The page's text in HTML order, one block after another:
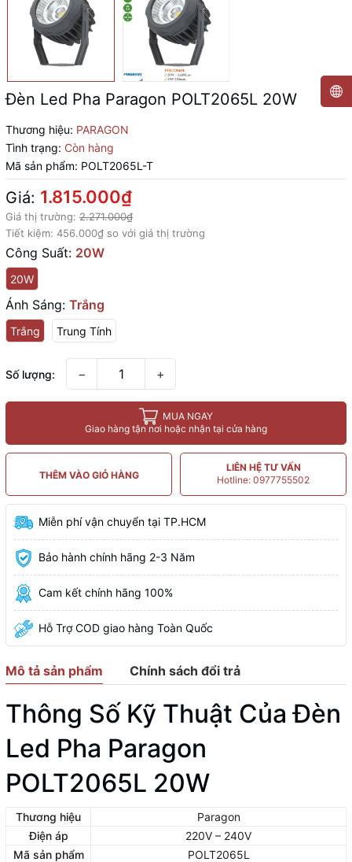
Đèn Led Pha Paragon POLT2065L 20W
Thương hiệu: PARAGON
Tình trạng: Còn hàng
Mã sản phẩm: POLT2065L-T
Giá: 1.815.000₫
Giá thị trường: 2.271.000₫
Tiết kiệm: 456.000₫ so với giá thị trường
Công Suất: 20W
20W
Ánh Sáng: Trắng
Trắng Trung Tính
Số lượng: − +
MUA NGAY
Giao hàng tận nơi hoặc nhận tại cửa hàng
THÊM VÀO GIỎ HÀNG
LIÊN HỆ TƯ VẤN
Hotline: 0977755502
Miễn phí vận chuyển tại TP.HCM
Bảo hành chính hãng 2-3 Năm
Cam kết chính hãng 100%
Hỗ Trợ COD giao hàng Toàn Quốc
Mô tả sản phẩm Chính sách đổi trả
Thông Số Kỹ Thuật Của Đèn
Led Pha Paragon
POLT2065L 20W
Thương hiệu
Paragon
Điện áp
220V – 240V
Mã sản phẩm
POLT2065L